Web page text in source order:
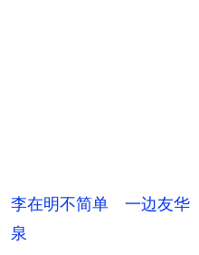
李在明不简单 一边友华
泉